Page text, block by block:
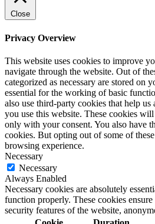
Close
Privacy Overview
This website uses cookies to improve
navigate through the website. Out of
categorized as necessary are stored on
essential for the working of basic
also use third-party cookies that help
you use this website. These cookies
only with your consent. You also have
cookies. But opting out of some of
browsing experience.
Necessary
Necessary
Always Enabled
Necessary cookies are absolutely
function properly. These cookies
security features of the website,